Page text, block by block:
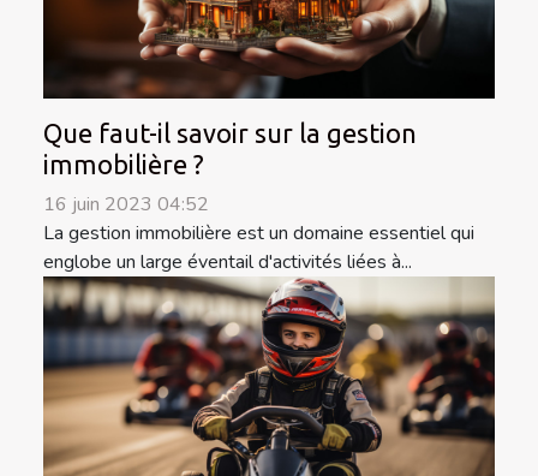
Que faut-il savoir sur la gestion
immobilière ?
16 juin 2023 04:52
La gestion immobilière est un domaine essentiel qui
englobe un large éventail d'activités liées à...